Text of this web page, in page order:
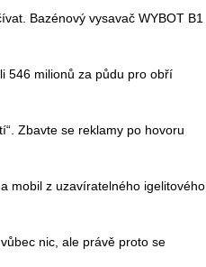
Bazénový vysavač WYBOT B1
546 milionů za půdu pro obří
Zbavte se reklamy po hovoru
mobil z uzavíratelného igelitového
nic, ale právě proto se